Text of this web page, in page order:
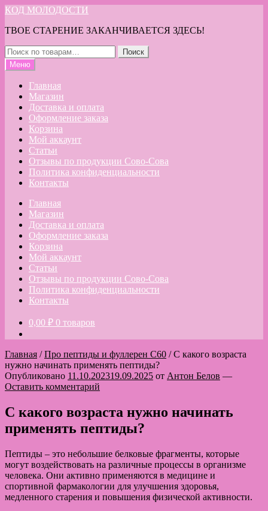
Перейти
навигации
Перейти
содержимому
КОД МОЛОДОСТИ
ТВОЕ СТАРЕНИЕ ЗАКАНЧИВАЕТСЯ ЗДЕСЬ!
Искать:
Поиск
Меню
Главная
Магазин
Доставка и оплата
Оформление заказа
Корзина
Мой аккаунт
Статьи
Отзывы по продукции Сово-Сова
Политика конфиденциальности
Контакты
Главная
Магазин
Доставка и оплата
Оформление заказа
Корзина
Мой аккаунт
Статьи
Отзывы по продукции Сово-Сова
Политика конфиденциальности
Контакты
0,00 ₽ 0 товаров
Главная /Про пептиды и фуллерен C60 /С какого возраста
нужно начинать применять пептиды?
Опубликовано 11.10.202319.09.2025 от Антон Белов —
Оставить комментарий
С какого возраста нужно начинать
применять пептиды?
Пептиды – это небольшие белковые фрагменты, которые
могут воздействовать на различные процессы в организме
человека. Они активно применяются в медицине и
спортивной фармакологии для улучшения здоровья,
медленного старения и повышения физической активности.